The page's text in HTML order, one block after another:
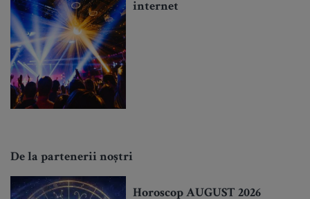
internet
De la partenerii noștri
Horoscop AUGUST 2026